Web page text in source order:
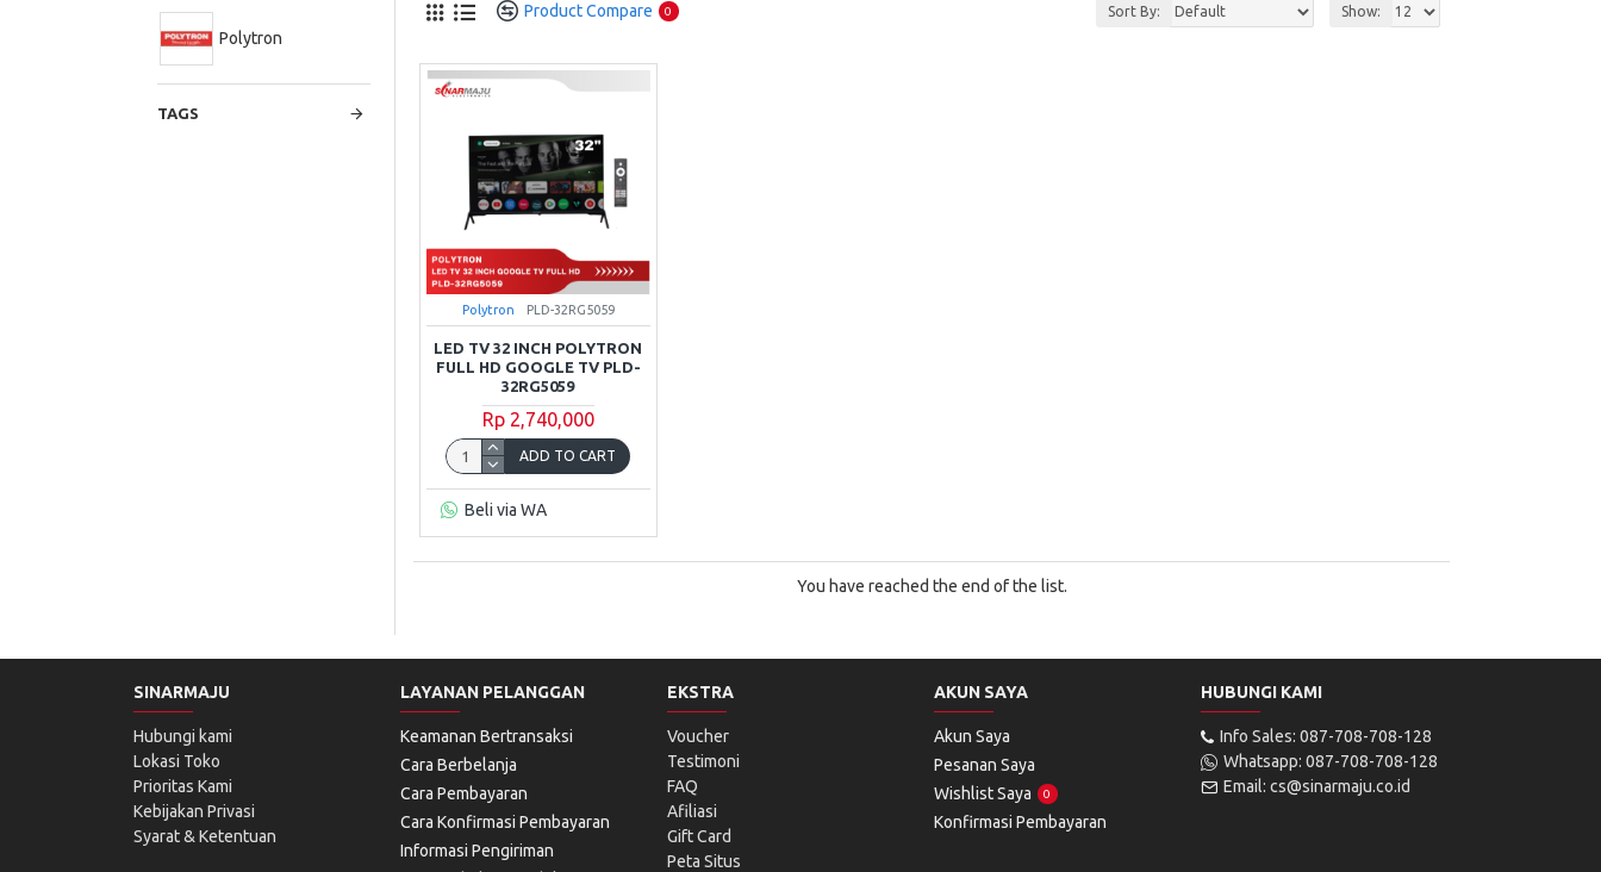
Polytron
TAGS
Product Compare 0 Sort By: Show:
Polytron PLD-32RG5059
LED TV 32 INCH POLYTRON
FULL HD GOOGLE TV PLD-
32RG5059
Rp 2,740,000
ADD TO CART
Beli via WA
You have reached the end of the list.
SINARMAJU
Hubungi kami
Lokasi Toko
Prioritas Kami
Kebijakan Privasi
Syarat & Ketentuan
LAYANAN PELANGGAN
Keamanan Bertransaksi
Cara Berbelanja
Cara Pembayaran
Cara Konfirmasi Pembayaran
Informasi Pengiriman
EKSTRA
Voucher
Testimoni
FAQ
Afiliasi
Gift Card
Peta Situs
AKUN SAYA
Akun Saya
Pesanan Saya
Wishlist Saya
0
Konfirmasi Pembayaran
HUBUNGI KAMI
Info Sales: 087-708-708-128
Whatsapp: 087-708-708-128
Email: cs@sinarmaju.co.id